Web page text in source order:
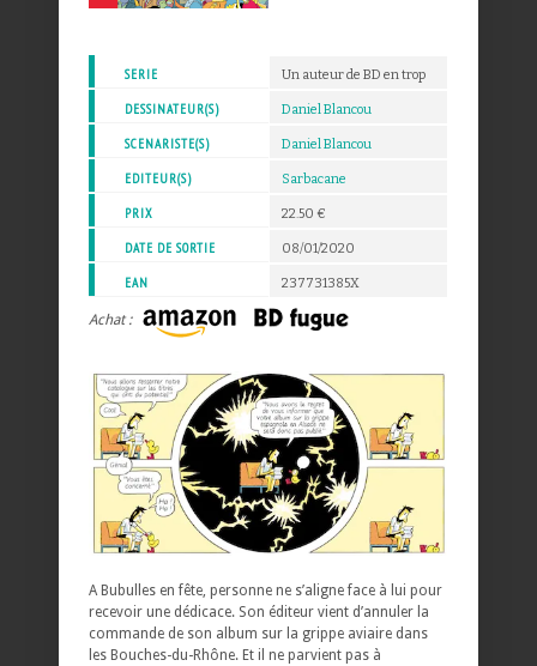
SERIE Un auteur de BD en trop
DESSINATEUR(S) Daniel Blancou
SCENARISTE(S) Daniel Blancou
EDITEUR(S) Sarbacane
PRIX 22.50 €
DATE DE SORTIE 08/01/2020
EAN 237731385X
Achat :
A Bubulles en fête, personne ne s’aligne face à lui pour
recevoir une dédicace. Son éditeur vient d’annuler la
commande de son album sur la grippe aviaire dans
les Bouches-du-Rhône. Et il ne parvient pas à